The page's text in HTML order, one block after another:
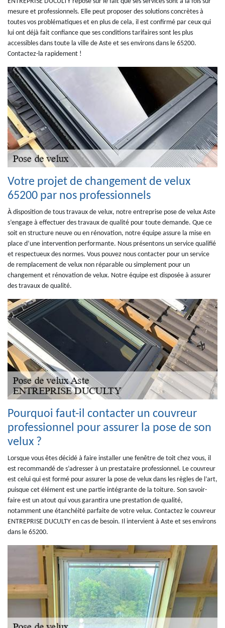
mesure et professionnels. Elle peut proposer des solutions concrètes à
toutes vos problématiques et en plus de cela, il est confirmé par ceux qui
lui ont déjà fait confiance que ses conditions tarifaires sont les plus
accessibles dans toute la ville de Aste et ses environs dans le 65200.
Contactez-la rapidement !
Votre projet de changement de velux
65200 par nos professionnels
À disposition de tous travaux de velux, notre entreprise pose de velux Aste
s’engage à effectuer des travaux de qualité pour toute demande. Que ce
soit en structure neuve ou en rénovation, notre équipe assure la mise en
place d’une intervention performante. Nous présentons un service qualifié
et respectueux des normes. Vous pouvez nous contacter pour un service
de remplacement de velux non réparable ou simplement pour un
changement et rénovation de velux. Notre équipe est disposée à assurer
des travaux de qualité.
Pourquoi faut-il contacter un couvreur
professionnel pour assurer la pose de son
velux ?
Lorsque vous êtes décidé à faire installer une fenêtre de toit chez vous, il
est recommandé de s’adresser à un prestataire professionnel. Le couvreur
est celui qui est formé pour assurer la pose de velux dans les règles de l’art,
puisque cet élément est une partie intégrante de la toiture. Son savoir-
faire est un atout qui vous garantira une prestation de qualité,
notamment une étanchéité parfaite de votre velux. Contactez le couvreur
ENTREPRISE DUCULTY en cas de besoin. Il intervient à Aste et ses environs
dans le 65200.